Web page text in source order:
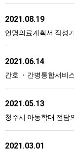
2021.08.19
연명의료계획서 작성
2021.06.14
간호 ・간병통합서비
2021.05.13
청주시 아동학대 전담
2021.03.01